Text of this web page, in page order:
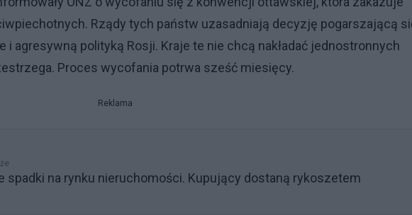
Rządy tych państw uzasadniają decyzję pogarszającą
agresywną polityką Rosji. Kraje te nie chcą nakładać jednostronnych
Proces wycofania potrwa sześć miesięcy.
Reklama
spadki na rynku nieruchomości. Kupujący dostaną rykoszetem